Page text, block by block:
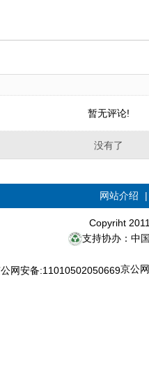
暂无评论!
没有了
网站介绍
Copyriht
支持协办：中
京公